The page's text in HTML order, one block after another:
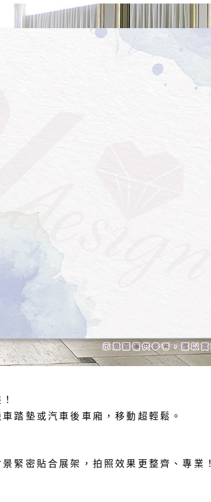
踏墊或汽車後車廂，移動超輕鬆。
緊密貼合展架，拍照效果更整齊、專業！